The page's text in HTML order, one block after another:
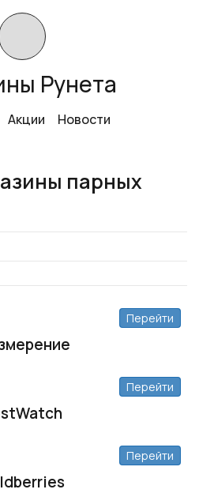
Рунета
Акции Новости
парных
Перейти
Перейти
Перейти